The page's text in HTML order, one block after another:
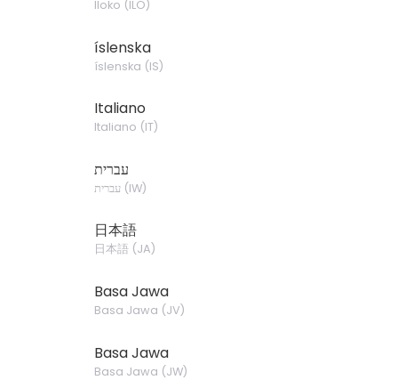
Iloko (ILO)
íslenska
íslenska (IS)
Italiano
Italiano (IT)
עברית
עברית(IW)
日本語
日本語(JA)
Basa Jawa
Basa Jawa (JV)
Basa Jawa
Basa Jawa (JW)